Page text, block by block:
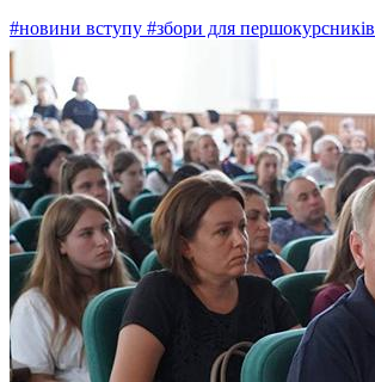
#новини вступу #збори для першокурсників